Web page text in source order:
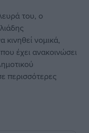
του, ο
νομικά,
έχει ανακοινώσει
περισσότερες